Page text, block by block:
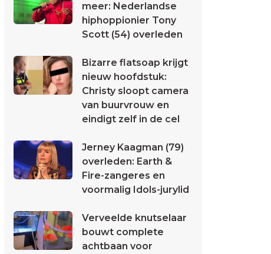
meer: Nederlandse
hiphoppionier Tony
Scott (54) overleden
Bizarre flatsoap krijgt
nieuw hoofdstuk:
Christy sloopt camera
van buurvrouw en
eindigt zelf in de cel
Jerney Kaagman (79)
overleden: Earth &
Fire-zangeres en
voormalig Idols-jurylid
Verveelde knutselaar
bouwt complete
achtbaan voor